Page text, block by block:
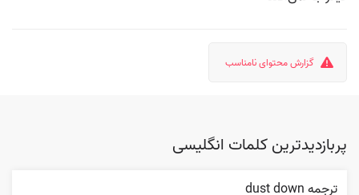
گزارش محتوای نامناسب
پربازدیدترین کلمات انگلیسی
ترجمه dust down